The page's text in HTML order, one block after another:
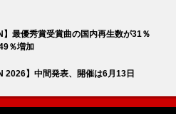
】最優秀賞受賞曲の国内再生数が31％
％増加
2026】中間発表、開催は6月13日